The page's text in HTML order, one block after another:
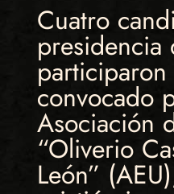
Cuatro
presidencia
convocado
Asociación
“Oliverio
León”